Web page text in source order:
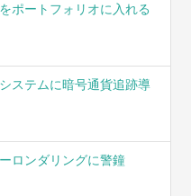
ポートフォリオに入れる
ステムに暗号通貨追跡導
ロンダリングに警鐘